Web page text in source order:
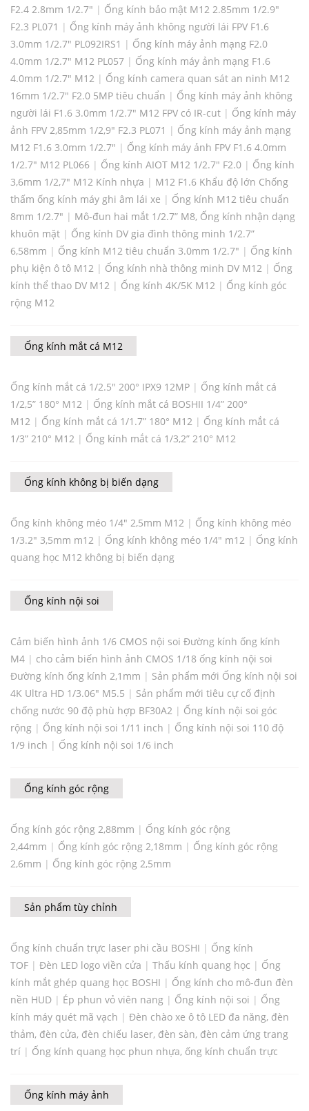
F2.4 2.8mm 1/2.7" | Ống kính bảo mật M12 2.85mm 1/2.9"
F2.3 PL071 | Ống kính máy ảnh không người lái FPV F1.6
3.0mm 1/2.7" PL092IRS1 | Ống kính máy ảnh mạng F2.0
4.0mm 1/2.7" M12 PL057 | Ống kính máy ảnh mạng F1.6
4.0mm 1/2.7" M12 | Ống kính camera quan sát an ninh M12
16mm 1/2.7" F2.0 5MP tiêu chuẩn | Ống kính máy ảnh không
người lái F1.6 3.0mm 1/2.7" M12 FPV có IR-cut | Ống kính máy
ảnh FPV 2,85mm 1/2,9" F2.3 PL071 | Ống kính máy ảnh mạng
M12 F1.6 3.0mm 1/2.7" | Ống kính máy ảnh FPV F1.6 4.0mm
1/2.7" M12 PL066 | Ống kính AIOT M12 1/2.7" F2.0 | Ống kính
3,6mm 1/2,7" M12 Kính nhựa | M12 F1.6 Khẩu độ lớn Chống
thấm ống kính máy ghi âm lái xe | Ống kính M12 tiêu chuẩn
8mm 1/2.7" | Mô-đun hai mắt 1/2.7” M8, Ống kính nhận dạng
khuôn mặt | Ống kính DV gia đình thông minh 1/2.7”
6,58mm | Ống kính M12 tiêu chuẩn 3.0mm 1/2.7" | Ống kính
phụ kiện ô tô M12 | Ống kính nhà thông minh DV M12 | Ống
kính thể thao DV M12 | Ống kính 4K/5K M12 | Ống kính góc
rộng M12
Ống kính mắt cá M12
Ống kính mắt cá 1/2.5" 200° IPX9 12MP | Ống kính mắt cá
1/2,5” 180° M12 | Ống kính mắt cá BOSHII 1/4” 200°
M12 | Ống kính mắt cá 1/1.7” 180° M12 | Ống kính mắt cá
1/3” 210° M12 | Ống kính mắt cá 1/3,2” 210° M12
Ống kính không bị biến dạng
Ống kính không méo 1/4" 2,5mm M12 | Ống kính không méo
1/3.2" 3,5mm m12 | Ống kính không méo 1/4" m12 | Ống kính
quang học M12 không bị biến dạng
Ống kính nội soi
Cảm biến hình ảnh 1/6 CMOS nội soi Đường kính ống kính
M4 | cho cảm biến hình ảnh CMOS 1/18 ống kính nội soi
Đường kính ống kính 2,1mm | Sản phẩm mới Ống kính nội soi
4K Ultra HD 1/3.06" M5.5 | Sản phẩm mới tiêu cự cố định
chống nước 90 độ phù hợp BF30A2 | Ống kính nội soi góc
rộng | Ống kính nội soi 1/11 inch | Ống kính nội soi 110 độ
1/9 inch | Ống kính nội soi 1/6 inch
Ống kính góc rộng
Ống kính góc rộng 2,88mm | Ống kính góc rộng
2,44mm | Ống kính góc rộng 2,18mm | Ống kính góc rộng
2,6mm | Ống kính góc rộng 2,5mm
Sản phẩm tùy chỉnh
Ống kính chuẩn trực laser phi cầu BOSHI | Ống kính
TOF | Đèn LED logo viền cửa | Thấu kính quang học | Ống
kính mắt ghép quang học BOSHI | Ống kính cho mô-đun đèn
nền HUD | Ép phun vỏ viên nang | Ống kính nội soi | Ống
kính máy quét mã vạch | Đèn chào xe ô tô LED đa năng, đèn
thảm, đèn cửa, đèn chiếu laser, đèn sàn, đèn cảm ứng trang
trí | Ống kính quang học phun nhựa, ống kính chuẩn trực
Ống kính máy ảnh